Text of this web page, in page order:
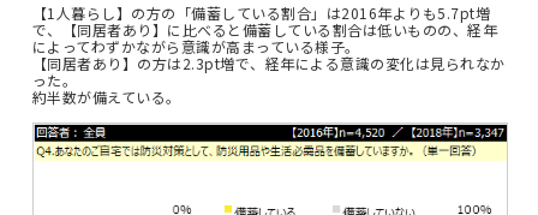
【1人暮らし】の方の「備蓄している割合」は2016年よりも5.7pt増
で、【同居者あり】に比べると備蓄している割合は低いものの、経年
によってわずかながら意識が高まっている様子。
【同居者あり】の方は2.3pt増で、経年による意識の変化は見られなか
った。
約半数が備えている。